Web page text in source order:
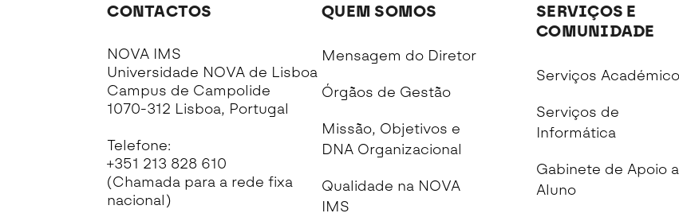
CONTACTOS
NOVA IMS
Universidade NOVA de Lisboa
Campus de Campolide
1070-312 Lisboa, Portugal
Telefone:
+351 213 828 610
(Chamada para a rede fixa
nacional)
QUEM SOMOS
Mensagem do Diretor
Órgãos de Gestão
Missão, Objetivos e
DNA Organizacional
Qualidade na NOVA
IMS
SERVIÇOS E
COMUNIDADE
Serviços
Serviços de
Informática
Gabinete de Apoio
Aluno